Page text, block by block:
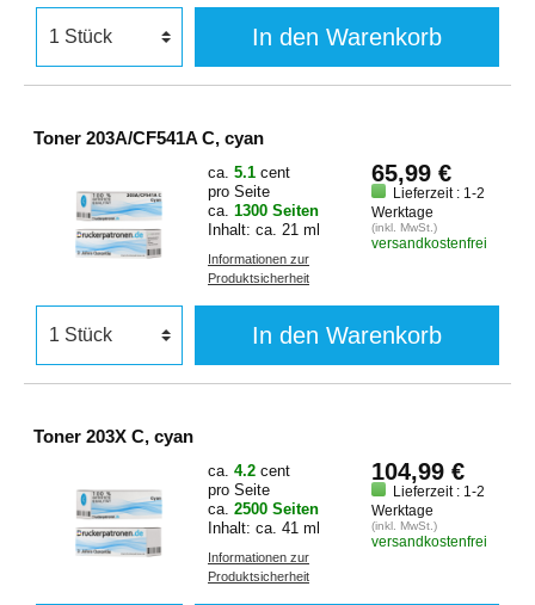
In den Warenkorb
Toner 203A/CF541A C, cyan
ca. 5.1 cent
pro Seite
ca. 1300 Seiten
Inhalt: ca. 21 ml
Informationen zur
Produktsicherheit
65,99 €
Lieferzeit : 1-2
Werktage
(inkl. MwSt.)
versandkostenfrei
In den Warenkorb
Toner 203X C, cyan
ca. 4.2 cent
pro Seite
ca. 2500 Seiten
Inhalt: ca. 41 ml
Informationen zur
Produktsicherheit
104,99 €
Lieferzeit : 1-2
Werktage
(inkl. MwSt.)
versandkostenfrei